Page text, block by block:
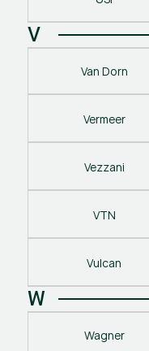
V
Van Dorn
Vermeer
Vezzani
VTN
Vulcan
W
Wagner